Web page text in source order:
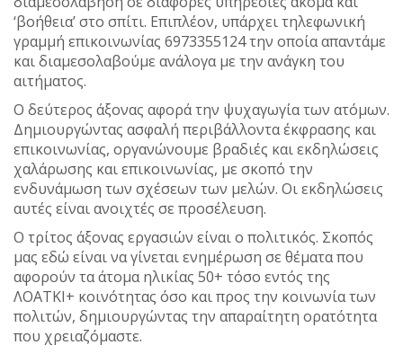
‘βοήθεια’ στο σπίτι. Επιπλέον, υπάρχει τηλεφωνική
γραμμή επικοινωνίας 6973355124 την οποία απαντάμε
και διαμεσολαβούμε ανάλογα με την ανάγκη του
αιτήματος.
Ο δεύτερος άξονας αφορά την ψυχαγωγία των ατόμων.
Δημιουργώντας ασφαλή περιβάλλοντα έκφρασης και
επικοινωνίας, οργανώνουμε βραδιές και εκδηλώσεις
χαλάρωσης και επικοινωνίας, με σκοπό την
ενδυνάμωση των σχέσεων των μελών. Οι εκδηλώσεις
αυτές είναι ανοιχτές σε προσέλευση.
Ο τρίτος άξονας εργασιών είναι ο πολιτικός. Σκοπός
μας εδώ είναι να γίνεται ενημέρωση σε θέματα που
αφορούν τα άτομα ηλικίας 50+ τόσο εντός της
ΛΟΑΤΚΙ+ κοινότητας όσο και προς την κοινωνία των
πολιτών, δημιουργώντας την απαραίτητη ορατότητα
που χρειαζόμαστε.